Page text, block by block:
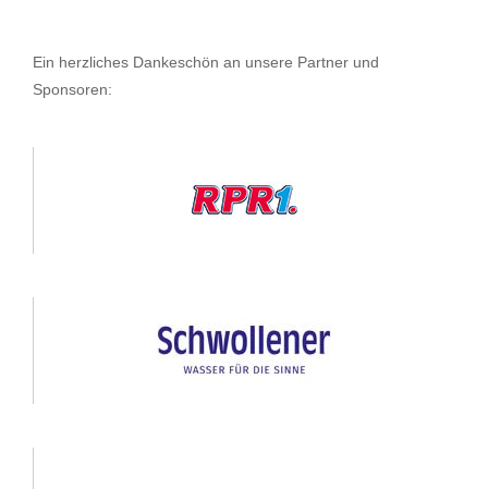
Ein herzliches Dankeschön an unsere Partner und
Sponsoren: